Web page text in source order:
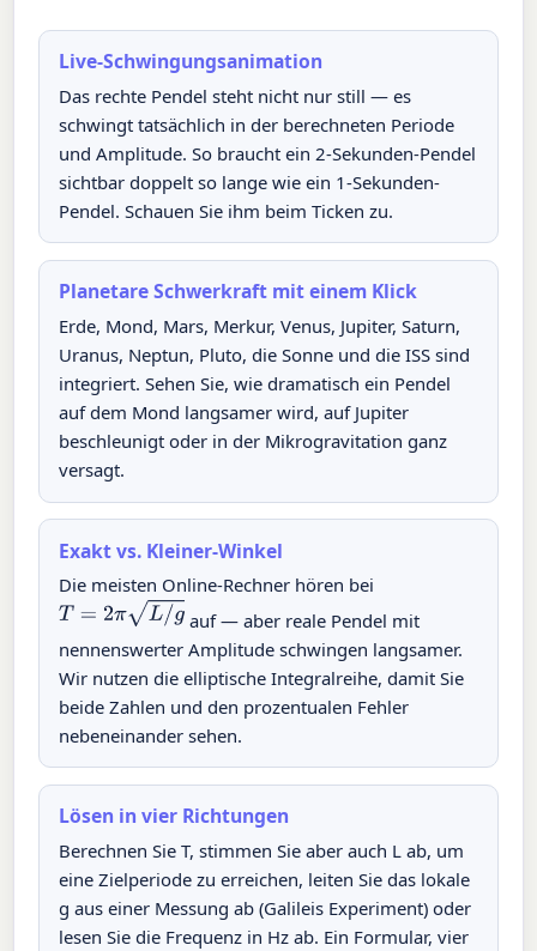
Live-Schwingungsanimation
Das rechte Pendel steht nicht nur still — es
schwingt tatsächlich in der berechneten Periode
und Amplitude. So braucht ein 2-Sekunden-Pendel
sichtbar doppelt so lange wie ein 1-Sekunden-
Pendel. Schauen Sie ihm beim Ticken zu.
Planetare Schwerkraft mit einem Klick
Erde, Mond, Mars, Merkur, Venus, Jupiter, Saturn,
Uranus, Neptun, Pluto, die Sonne und die ISS sind
integriert. Sehen Sie, wie dramatisch ein Pendel
auf dem Mond langsamer wird, auf Jupiter
beschleunigt oder in der Mikrogravitation ganz
versagt.
Exakt vs. Kleiner-Winkel
Die meisten Online-Rechner hören bei
T= 2π L/g
auf — aber reale Pendel mit
nennenswerter Amplitude schwingen langsamer.
Wir nutzen die elliptische Integralreihe, damit Sie
beide Zahlen und den prozentualen Fehler
nebeneinander sehen.
Lösen in vier Richtungen
Berechnen Sie T, stimmen Sie aber auch L ab, um
eine Zielperiode zu erreichen, leiten Sie das lokale
g aus einer Messung ab (Galileis Experiment) oder
lesen Sie die Frequenz in Hz ab. Ein Formular, vier